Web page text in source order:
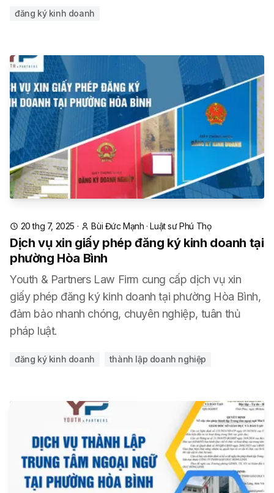
đăng ký kinh doanh
20 thg 7, 2025 · Bùi Đức Mạnh ·Luật sư Phú Thọ
Dịch vụ xin giấy phép đăng ký kinh doanh tại
phường Hòa Bình
Youth & Partners Law Firm cung cấp dịch vụ xin
giấy phép đăng ký kinh doanh tại phường Hòa Bình,
đảm bảo nhanh chóng, chuyên nghiệp, tuân thủ
pháp luật.
đăng ký kinh doanh thành lập doanh nghiệp